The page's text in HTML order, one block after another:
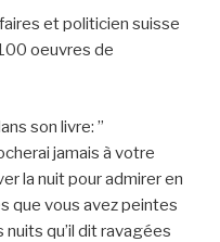
et politicien suisse
oeuvres de
son livre: ”
jamais à votre
la nuit pour admirer en
que vous avez peintes
nuits qu’il dit ravagées